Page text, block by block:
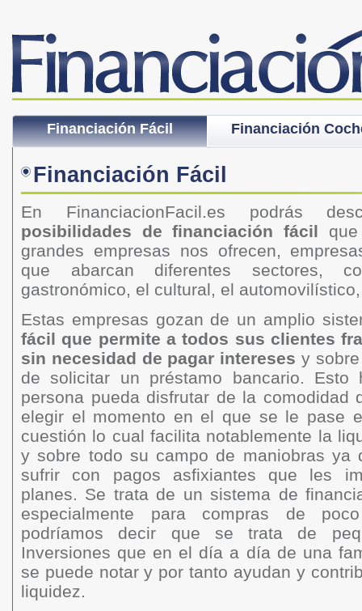
Financiación Fácil Financiación
Financiación Fácil
En FinanciacionFacil.es podrás
posibilidades de financiación fácil
grandes empresas nos ofrecen,
que abarcan diferentes sectores,
gastronómico, el cultural, el
Estas empresas gozan de un amplio
fácil que permite a todos sus clientes
sin necesidad de pagar intereses y
de solicitar un préstamo bancario. Esto
persona pueda disfrutar de la comodidad
elegir el momento en el que se le pase
cuestión lo cual facilita notablemente la
y sobre todo su campo de maniobras ya
sufrir con pagos asfixiantes que les
planes. Se trata de un sistema de
especialmente para compras de
podríamos decir que se trata de
Inversiones que en el día a día de una
se puede notar y por tanto ayudan y
liquidez.